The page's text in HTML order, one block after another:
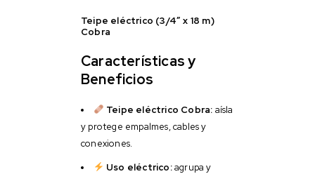
Teipe eléctrico (3/4″ x 18 m)
Cobra
Características y
Beneficios
Teipe eléctrico Cobra: aísla
y protege empalmes, cables y
conexiones.
Uso eléctrico:agrupa y